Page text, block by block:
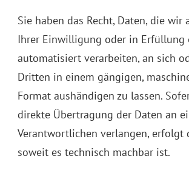
Sie haben das Recht, Daten, die wir
Ihrer Einwilligung oder in Erfüllung
automatisiert verarbeiten, an sich
Dritten in einem gängigen,
Format aushändigen zu lassen.
direkte Übertragung der Daten an
Verantwortlichen verlangen, erfolgt
soweit es technisch machbar ist.